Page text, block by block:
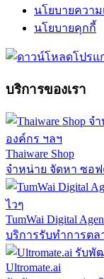
นโยบายควา
นโยบายคุกกี้
บริการของเรา
Thaiware Shop
จำหน่าย จัดหา ซอ
TumWai Digital
บริการรับทำการต
Ultromate.ai